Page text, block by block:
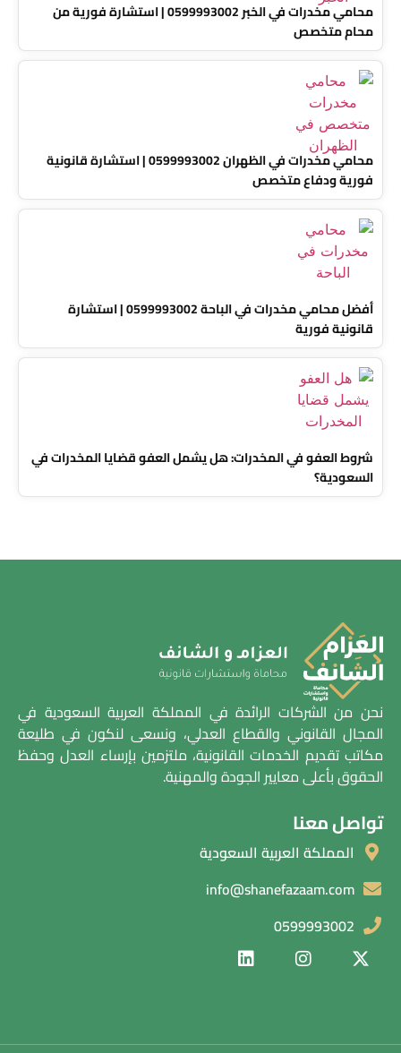
محامي مخدرات في الخبر 0599993002 | استشارة فورية من
محام متخصص
محامي مخدرات في الظهران 0599993002 | استشارة قانونية
فورية ودفاع متخصص
أفضل محامي مخدرات في الباحة 0599993002 | استشارة
قانونية فورية
شروط العفو في المخدرات: هل يشمل العفو قضايا المخدرات في
السعودية؟
نحن من الشركات الرائدة في المملكة العربية السعودية في
المجال القانوني والقطاع العدلي، ونسعى لنكون في طليعة
مكاتب تقديم الخدمات القانونية، ملتزمين بإرساء العدل وحفظ
الحقوق بأعلى معايير الجودة والمهنية.
تواصل معنا
المملكة العربية السعودية
info@shanefazaam.com
0599993002